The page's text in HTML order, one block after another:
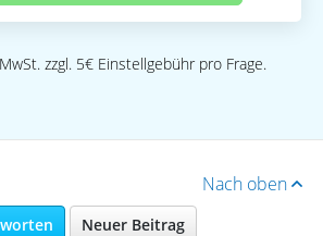
zzgl. 5€ Einstellgebühr pro Frage.
Nach oben
Neuer Beitrag